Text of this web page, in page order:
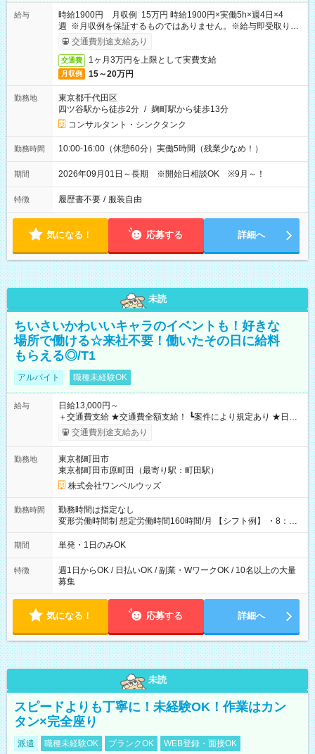
給与
時給1900円 月収例 15万円 時給1900円×実働5h×週4日×4
週 ※月収例を保証するものではありません。※給与即受取りサ
ービス利用可（利用条件有）
交通費別途支給あり
交通費 1ヶ月3万円を上限として実費支給
月収例 15～20万円
勤務地
東京都千代田区
四ツ谷駅から徒歩2分 / 麹町駅から徒歩13分
コンサルタント・シンクタンク
勤務時間 10:00-16:00（休憩60分）実働5時間（残業少なめ！）
期間 2026年09月01日～長期 ※開始日相談OK ※9月～！
特徴 履歴書不要 / 服装自由
気になる！ 応募する 詳細へ
未読
ちいさいかわいいキャラのイベントも！好きな
場所で働ける☆来社不要！働いたその日に給料
もらえる◎/T1
アルバイト 職種未経験OK
給与
日給13,000円～
＋交通費支給 ★交通費全額支給！ ┗案件により規定あり ★日払
いOK！（規定あり） ┗働いたその日に現金GET♪ お仕事後はコ
ンビニATMから 日払い分を引き落とせます！ 【試用期間】試
交通費別途支給あり
勤務地
東京都町田市
東京都町田市原町田（最寄り駅：町田駅）
株式会社ワンベルウッズ
勤務時間
勤務時間は指定なし
変形労働時間制 想定労働時間160時間/月 【シフト例】 ・8：00
～21：00
期間 単発・1日のみOK
特徴
週1日からOK / 日払いOK / 副業・WワークOK / 10名以上の大量
募集
気になる！ 応募する 詳細へ
未読
スピードよりも丁寧に！未経験OK！作業はカン
タン×完全座り
派遣 職種未経験OK ブランクOK WEB登録・面接OK